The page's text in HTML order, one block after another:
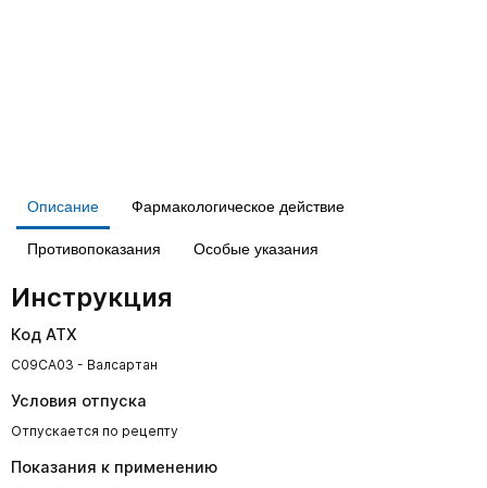
Описание Фармакологическое действие
Противопоказания Особые указания
Инструкция
Код АТХ
C09CA03 - Валсартан
Условия отпуска
Отпускается по рецепту
Показания к применению